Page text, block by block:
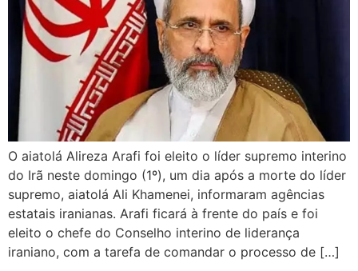
O aiatolá Alireza Arafi foi eleito o líder supremo interino
do Irã neste domingo (1º), um dia após a morte do líder
supremo, aiatolá Ali Khamenei, informaram agências
estatais iranianas. Arafi ficará à frente do país e foi
eleito o chefe do Conselho interino de liderança
iraniano, com a tarefa de comandar o processo de […]